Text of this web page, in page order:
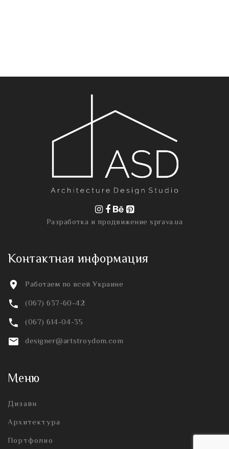
Разработка и продвижениеsprava.ua
Контактная информация
Работаем по всей Украине
(067) 637-60-42
(067) 614-04-35
designer@artstroydom.com
Меню
Дизайн
Архитектура
Портфолио